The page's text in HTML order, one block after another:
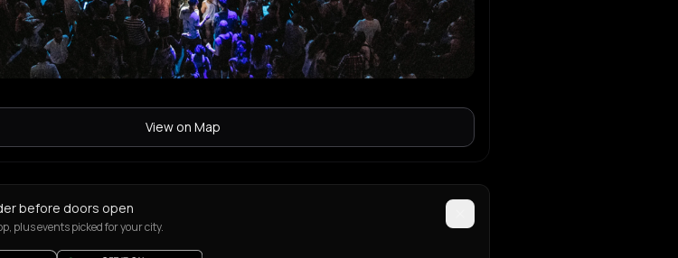
View on Map
before doors open
plus events picked for your city.